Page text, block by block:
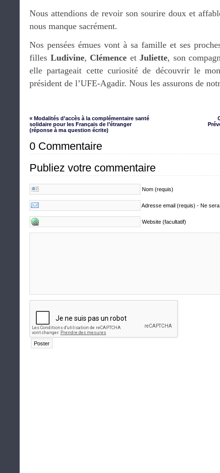
Nous attendions de revoir son sourire doux et
nous manque sacrément.
Nos pensées émues vont à sa famille et ses
filles Ludivine, Clémence etJuliette, son
elle partageait cette curiosité de découvrir le
président de l’UFE-Agadir. Nous les assurons de
« Modalités d’accès à la complémentaire santé
solidaire pour les Français de l’étranger
(réponse à ma question écrite)
0 Commentaire
Publiez votre commentaire
Nom (requis)
Adresse email (requis) - Ne
Website (facultatif)